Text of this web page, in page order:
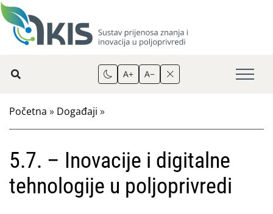
A+ A−
Početna » Događaji »
5.7. – Inovacije i digitalne
tehnologije u poljoprivredi